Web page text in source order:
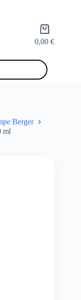
Panier
d’achat
0,00€
Berger
ml